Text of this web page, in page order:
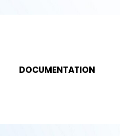
DOCUMENTATION